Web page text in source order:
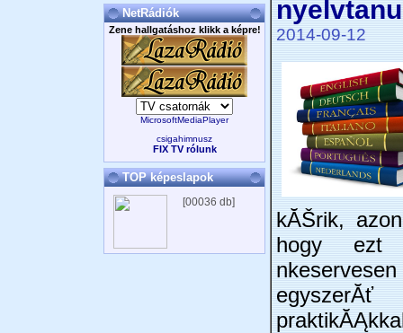
NetRádiók
Zene hallgatáshoz klikk a képre!
MicrosoftMediaPlayer
csigahimnusz
FIX TV rólunk
TOP képeslapok
[00036 db]
2014-09-12
kĂŠrik,
hogy